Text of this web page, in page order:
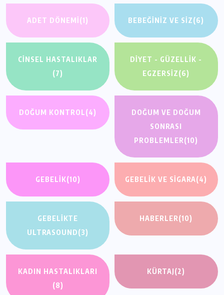
ADET DÖNEMI(1) BEBEĞINIZ VE SIZ(6)
CINSEL HASTALIKLAR
(7)
DIYET - GÜZELLIK -
EGZERSIZ(6)
DOĞUM KONTROL(4)
DOĞUM VE DOĞUM
SONRASI
PROBLEMLER(10)
GEBELIK(10) GEBELIK VE SIGARA(4)
GEBELIKTE
ULTRASOUND(3)
HABERLER(10)
KADIN HASTALIKLARI
(8)
KÜRTAJ(2)